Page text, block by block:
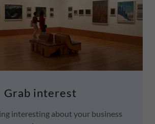
Grab interest
interesting about your business